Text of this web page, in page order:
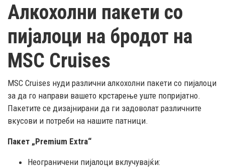
Алкохолни пакети со
пијалоци на бродот на
MSC Cruises
MSC Cruises нуди различни алкохолни пакети со пијалоци
за да го направи вашето крстарење уште попријатно.
Пакетите се дизајнирани да ги задоволат различните
вкусови и потреби на нашите патници.
Пакет „Premium Extra“
Неограничени пијалоци вклучувајќи: